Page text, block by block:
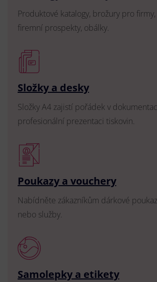
Produktové katalogy, brožury pro
firemní prospekty, obálky.
Složky a desky
Složky A4 zajistí pořádek v
profesionální prezentaci tiskovin.
Poukazy a vouchery
Nabídněte zákazníkům dárkové
nebo služby.
Samolepky a etikety